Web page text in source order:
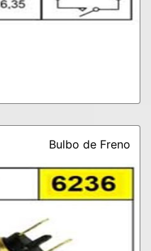
Bulbo de Freno